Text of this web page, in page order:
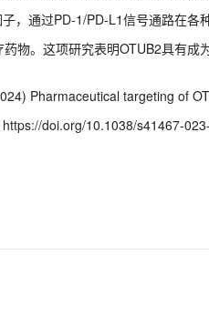
，通过PD-1/PD-L1信号通路在
物。这项研究表明OTUB2具有成
Pharmaceutical targeting of
doi.org/10.1038/s41467-